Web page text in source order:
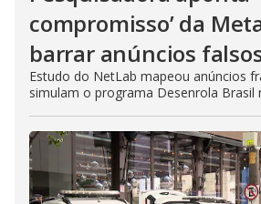
compromisso’ da
barrar anúncios
Estudo do NetLab mapeou anúncios
simulam o programa Desenrola Brasil